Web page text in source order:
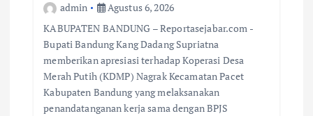
admin
Agustus 6, 2026
KABUPATEN BANDUNG – Reportasejabar.com -
Bupati Bandung Kang Dadang Supriatna
memberikan apresiasi terhadap Koperasi Desa
Merah Putih (KDMP) Nagrak Kecamatan Pacet
Kabupaten Bandung yang melaksanakan
penandatanganan kerja sama dengan BPJS